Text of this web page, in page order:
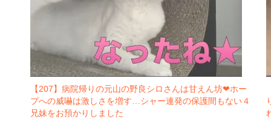
【207】病院帰りの元山の野良シロさんは甘えん坊❤︎ホー
プへの威嚇は激しさを増す…シャー連発の保護間もない４
兄妹をお預かりしました